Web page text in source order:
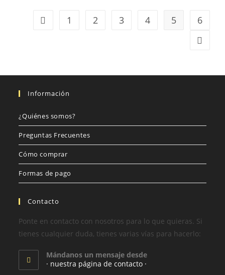
1 2 3 4 5 6
Información
¿Quiénes somos?
Preguntas Frecuentes
Cómo comprar
Formas de pago
Contacto
Ponte en contacto con nosotros para lo que quieras. Si
tienes cualquier duda, tienes varias vías para hacerlo:
Mándanos un mensaje desde
· nuestra página de contacto ·